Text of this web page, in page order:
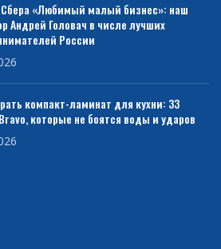
«Любимый малый бизнес»: наш
Андрей Головач в числе лучших
России
компакт-ламинат для кухни: 33
которые не боятся воды и ударов